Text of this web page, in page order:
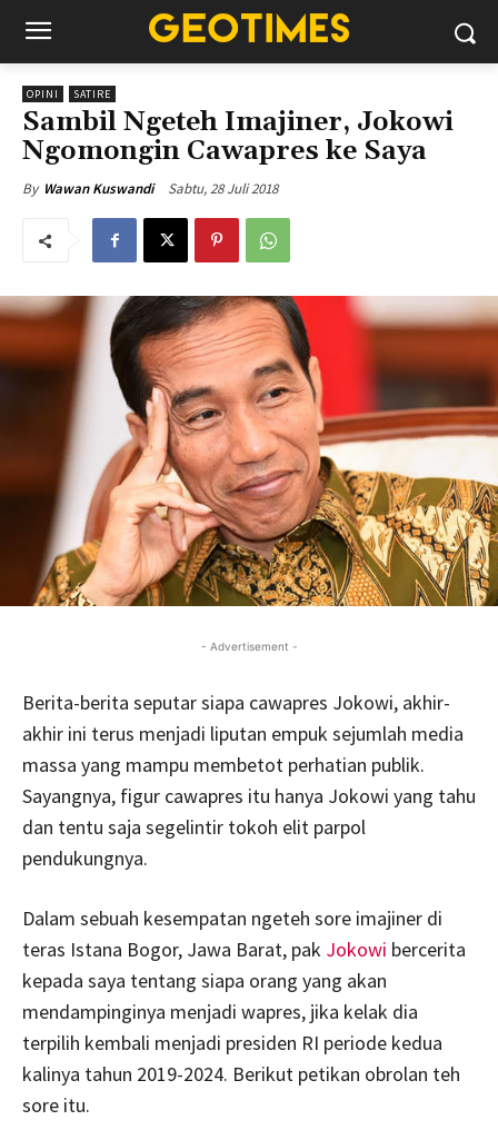
OPINI SATIRE
Sambil Ngeteh Imajiner, Jokowi
Ngomongin Cawapres ke Saya
By Wawan Kuswandi Sabtu, 28 Juli 2018
- Advertisement -
Berita-berita seputar siapa cawapres Jokowi, akhir-
akhir ini terus menjadi liputan empuk sejumlah media
massa yang mampu membetot perhatian publik.
Sayangnya, figur cawapres itu hanya Jokowi yang tahu
dan tentu saja segelintir tokoh elit parpol
pendukungnya.
Dalam sebuah kesempatan ngeteh sore imajiner di
teras Istana Bogor, Jawa Barat, pak Jokowi bercerita
kepada saya tentang siapa orang yang akan
mendampinginya menjadi wapres, jika kelak dia
terpilih kembali menjadi presiden RI periode kedua
kalinya tahun 2019-2024. Berikut petikan obrolan teh
sore itu.